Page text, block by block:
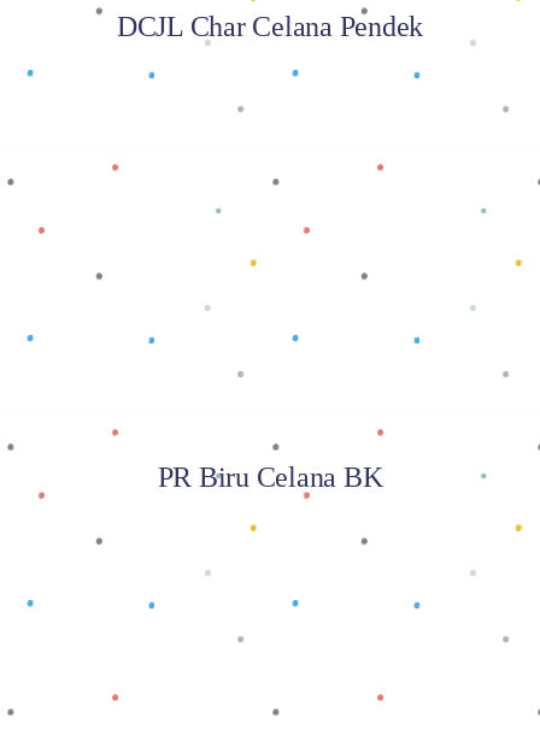
DCJL Char Celana Pendek
PR Biru Celana BK
Baca selengkapnya